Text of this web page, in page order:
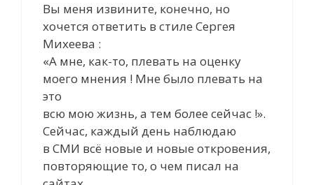
Вы меня извините, конечно, но
хочется ответить в стиле Сергея
Михеева :
«А мне, как-то, плевать на оценку
моего мнения ! Мне было плевать на
это
всю мою жизнь, а тем более сейчас !».
Сейчас, каждый день наблюдаю
в СМИ всё новые и новые откровения,
повторяющие то, о чем писал на